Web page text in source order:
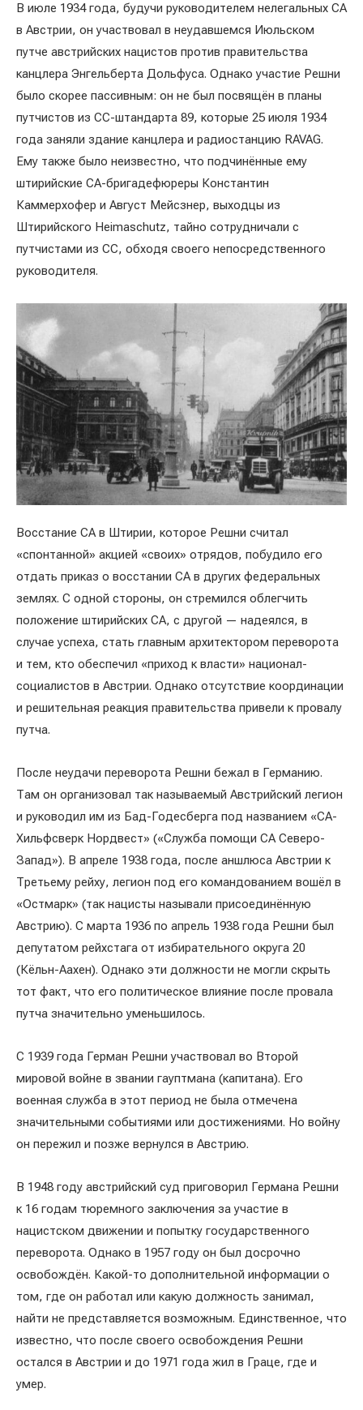
В июле 1934 года, будучи руководителем нелегальных СА
в Австрии, он участвовал в неудавшемся Июльском
путче австрийских нацистов против правительства
канцлера Энгельберта Дольфуса. Однако участие Решни
было скорее пассивным: он не был посвящён в планы
путчистов из СС-штандарта 89, которые 25 июля 1934
года заняли здание канцлера и радиостанцию RAVAG.
Ему также было неизвестно, что подчинённые ему
штирийские СА-бригадефюреры Константин
Каммерхофер и Август Мейсзнер, выходцы из
Штирийского Heimaschutz, тайно сотрудничали с
путчистами из СС, обходя своего непосредственного
руководителя.
Восстание СА в Штирии, которое Решни считал
«спонтанной» акцией «своих» отрядов, побудило его
отдать приказ о восстании СА в других федеральных
землях. С одной стороны, он стремился облегчить
положение штирийских СА, с другой — надеялся, в
случае успеха, стать главным архитектором переворота
и тем, кто обеспечил «приход к власти» национал-
социалистов в Австрии. Однако отсутствие координации
и решительная реакция правительства привели к провалу
путча.
После неудачи переворота Решни бежал в Германию.
Там он организовал так называемый Австрийский легион
и руководил им из Бад-Годесберга под названием «СА-
Хильфсверк Нордвест» («Служба помощи СА Северо-
Запад»). В апреле 1938 года, после аншлюса Австрии к
Третьему рейху, легион под его командованием вошёл в
«Остмарк» (так нацисты называли присоединённую
Австрию). С марта 1936 по апрель 1938 года Решни был
депутатом рейхстага от избирательного округа 20
(Кёльн-Аахен). Однако эти должности не могли скрыть
тот факт, что его политическое влияние после провала
путча значительно уменьшилось.
С 1939 года Герман Решни участвовал во Второй
мировой войне в звании гауптмана (капитана). Его
военная служба в этот период не была отмечена
значительными событиями или достижениями. Но войну
он пережил и позже вернулся в Австрию.
В 1948 году австрийский суд приговорил Германа Решни
к 16 годам тюремного заключения за участие в
нацистском движении и попытку государственного
переворота. Однако в 1957 году он был досрочно
освобождён. Какой-то дополнительной информации о
том, где он работал или какую должность занимал,
найти не представляется возможным. Единственное, что
известно, что после своего освобождения Решни
остался в Австрии и до 1971 года жил в Граце, где и
умер.